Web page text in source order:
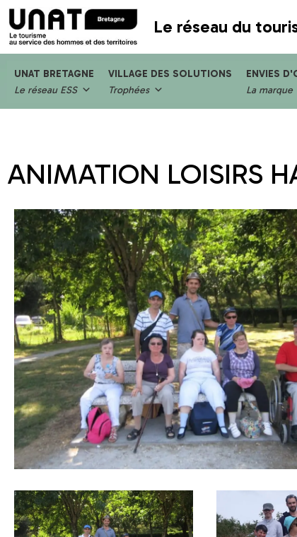
Le réseau du
UNAT BRETAGNE
Le réseau ESS
VILLAGE DES SOLUTIONS
Trophées
ENVIES
La marque
ANIMATION LOISIRS